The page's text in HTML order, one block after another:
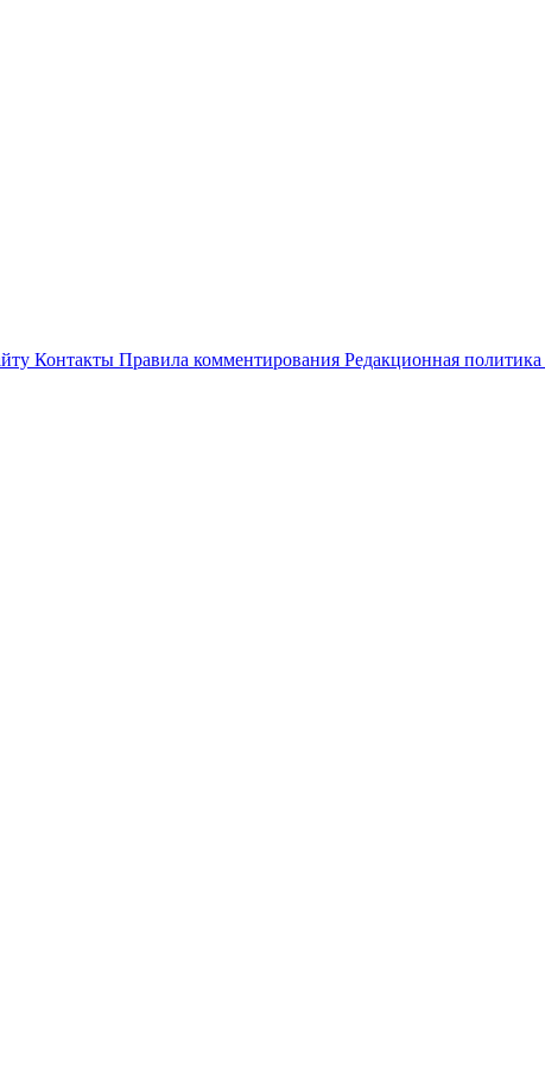
Контакты Правила комментирования Редакционная политика